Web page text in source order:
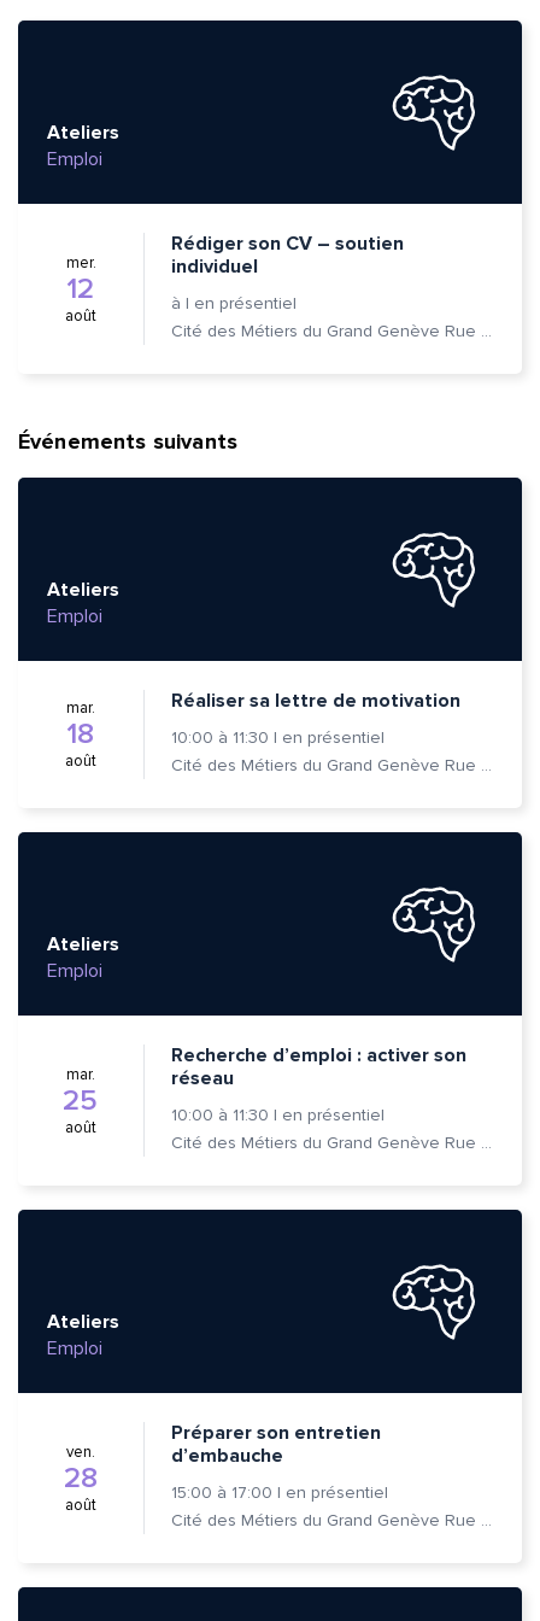
Ateliers
Emploi
mer.
12
août
Rédiger son CV – soutien
individuel
à | en présentiel
Cité des Métiers du Grand Genève Rue Prévost-Martin 6 1205 Genève
Événements suivants
Ateliers
Emploi
mar.
18
août
Réaliser sa lettre de motivation
10:00 à 11:30 | en présentiel
Cité des Métiers du Grand Genève Rue Prévost-Martin 6 1205 Genève
Ateliers
Emploi
mar.
25
août
Recherche d’emploi : activer son
réseau
10:00 à 11:30 | en présentiel
Cité des Métiers du Grand Genève Rue Prévost-Martin 6 1205 Genève
Ateliers
Emploi
ven.
28
août
Préparer son entretien
d’embauche
15:00 à 17:00 | en présentiel
Cité des Métiers du Grand Genève Rue Prévost-Martin 6 1205 Genève